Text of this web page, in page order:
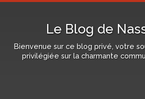
Le Blog de
Bienvenue sur ce blog privé, votre
privilégiée sur la charmante